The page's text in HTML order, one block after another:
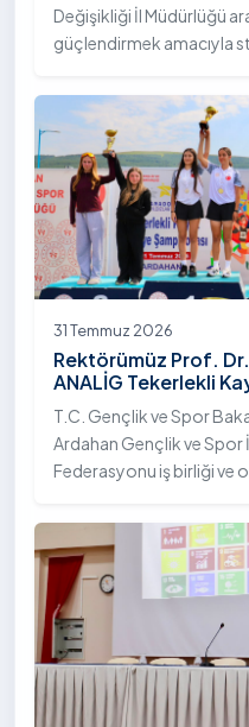
Değişikliği İl Müdürlüğü
güçlendirmek amacıyla
31 Temmuz 2026
Rektörümüz Prof.
ANALİG Tekerlekli
Ödül Töreni’ne Katıldı
T.C. Gençlik ve Spor
Ardahan Gençlik ve Spor
Federasyonu iş birliği ve
Sezonu Tekerlekli Kayak
Temmuz 2026
Yerleşkesi ev sahipliğinde